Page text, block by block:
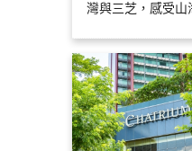
灣與三芝，感受山